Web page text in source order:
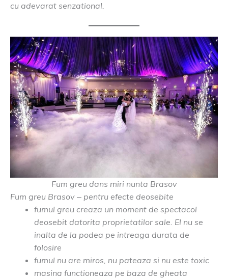
cu adevarat senzational.
Fum greu dans miri nunta Brasov
Fum greu Brasov – pentru efecte deosebite
fumul greu creaza un moment de spectacol
deosebit datorita proprietatilor sale. El nu se
inalta de la podea pe intreaga durata de
folosire
fumul nu are miros, nu pateaza si nu este toxic
masina functioneaza pe baza de gheata